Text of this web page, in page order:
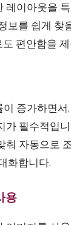
레이아웃을
보를 쉽게 찾
편안함을
증가하면서
가 필수적입
춰 자동으로
화합니다.
용